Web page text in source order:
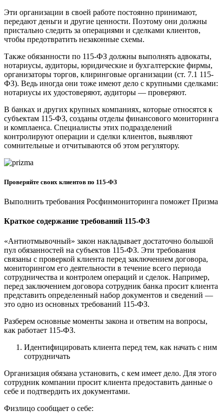
Эти организации в своей работе постоянно принимают,
передают деньги и другие ценности. Поэтому они должны
пристально следить за операциями и сделками клиентов,
чтобы предотвратить незаконные схемы.
Также обязанности по 115-ФЗ должны выполнять адвокаты,
нотариусы, аудиторы, юридические и бухгалтерские фирмы,
организаторы торгов, клиринговые организации (ст. 7.1 115-
ФЗ). Ведь иногда они тоже имеют дело с крупными сделками:
нотариусы их удостоверяют, аудиторы — проверяют.
В банках и других крупных компаниях, которые относятся к
субъектам 115-ФЗ, созданы отделы финансового мониторинга
и комплаенса. Специалисты этих подразделений
контролируют операции и сделки клиентов, выявляют
сомнительные и отчитываются об этом регулятору.
Проверяйте своих клиентов по 115‑ФЗ
Выполнить требования Росфинмониторинга поможет Призма
Краткое содержание требований 115-ФЗ
«Антиотмывочный» закон накладывает достаточно большой
пул обязанностей на субъектов 115-ФЗ. Эти требования
связаны с проверкой клиента перед заключением договора,
мониторингом его деятельности в течение всего периода
сотрудничества и контролем операций и сделок. Например,
перед заключением договора сотрудник банка просит клиента
представить определенный набор документов и сведений —
это одно из основных требований 115-ФЗ.
Разберем основные моменты закона и ответим на вопросы,
как работает 115-ФЗ.
Идентифицировать клиента перед тем, как начать с ним
сотрудничать
Организация обязана установить, с кем имеет дело. Для этого
сотрудник компании просит клиента предоставить данные о
себе и подтвердить их документами.
Физлицо сообщает о себе: